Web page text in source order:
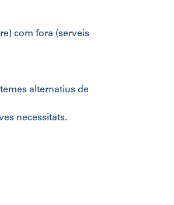
com fora (serveis
alternatius de
necessitats.